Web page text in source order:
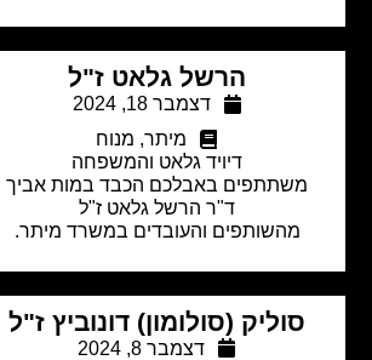
הרשל גלאט ז"ל
דצמבר 18, 2024
מיתר,
מנוח
דיויד גלאט והמשפחה
משתתפים באבלכם הכבד במות אביך
ד"ר הרשל גלאט ז"ל
מהשותפים והעובדים במשרד מיתר.
סוליק (סולומון) דונוביץ ז"ל
דצמבר 8, 2024